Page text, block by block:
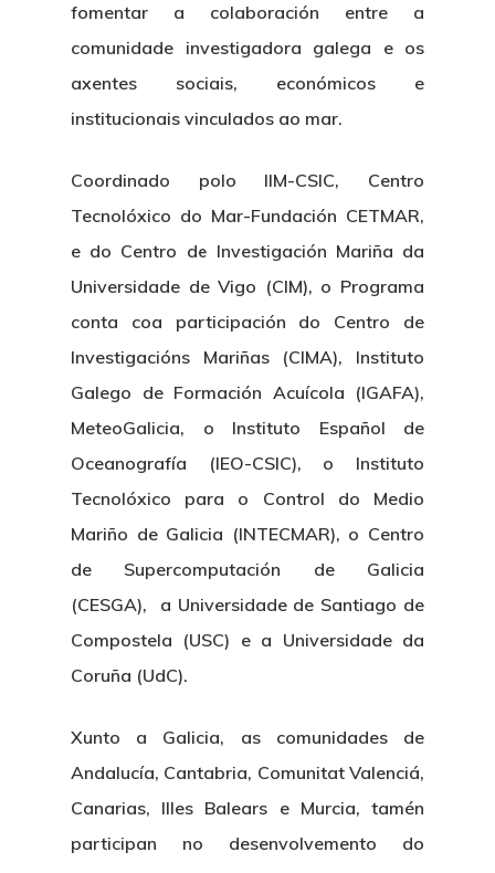
fomentar a colaboración entre a
comunidade investigadora galega e os
axentes sociais, económicos e
institucionais vinculados ao mar.
Coordinado polo IIM-CSIC, Centro
Tecnolóxico do Mar-Fundación CETMAR,
e do Centro de Investigación Mariña da
Universidade de Vigo (CIM), o Programa
conta coa participación do Centro de
Investigacións Mariñas (CIMA), Instituto
Galego de Formación Acuícola (IGAFA),
MeteoGalicia, o Instituto Español de
Oceanografía (IEO-CSIC), o Instituto
Tecnolóxico para o Control do Medio
Mariño de Galicia (INTECMAR), o Centro
de Supercomputación de Galicia
(CESGA), a Universidade de Santiago de
Compostela (USC) e a Universidade da
Coruña (UdC).
Xunto a Galicia, as comunidades de
Andalucía, Cantabria, Comunitat Valenciá,
Canarias, Illes Balears e Murcia, tamén
participan no desenvolvemento do
Nós
Organización
Directorio De Persoal
Identidade Corporativa
Contacto
Novidades
Eventos
Proxectos
Memoria
Centro De
Boletín De Novas
Contratación
Ofertas De Traballo